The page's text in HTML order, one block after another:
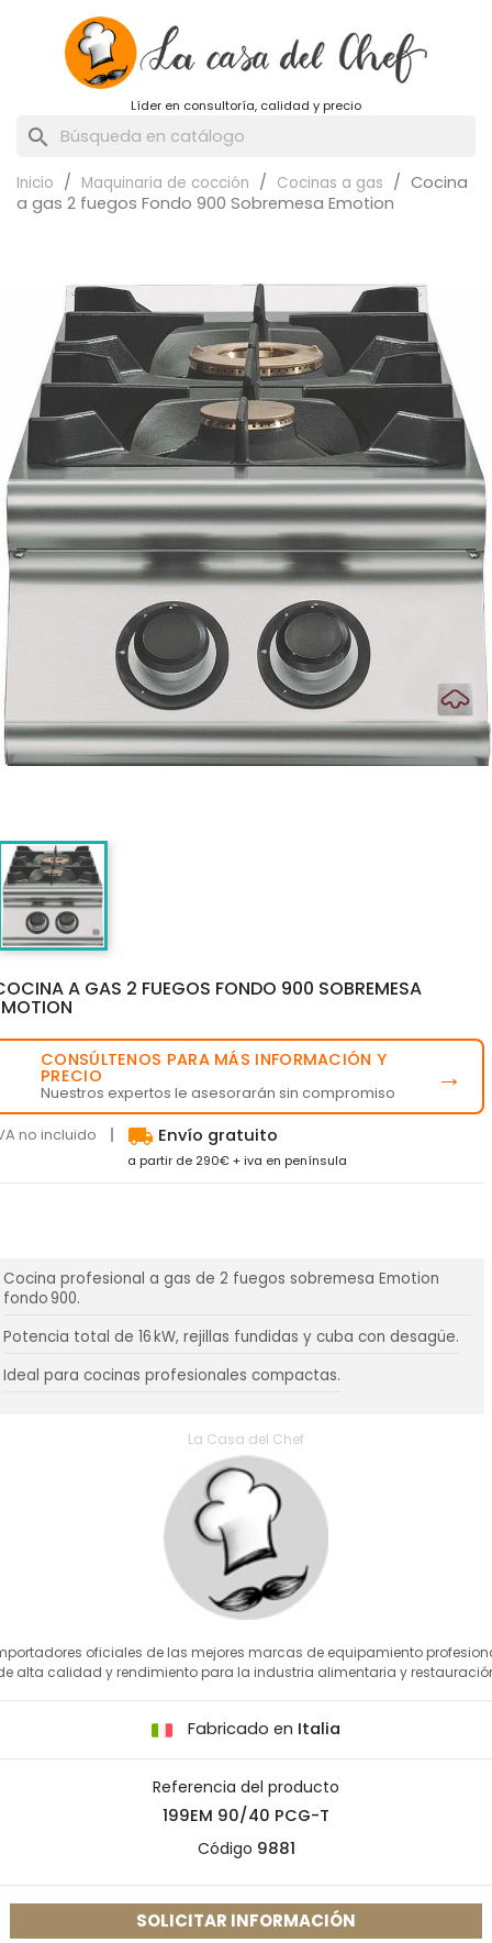
Líder en consultoría, calidad y precio
search
Inicio Maquinaria de cocción Cocinas a gas
Cocina
a gas 2 fuegos Fondo 900 Sobremesa Emotion
A GAS 2 FUEGOS FONDO 900 SOBREMESA
CONSÚLTENOS PARA MÁS INFORMACIÓN Y
PRECIO
Nuestros expertos le asesorarán sin compromiso →
no incluido local_shipping Envío gratuito
a partir de 290€ + iva en península
Cocina profesional a gas de 2 fuegos sobremesa Emotion
fondo 900.
Potencia total de 16 kW, rejillas fundidas y cuba con desagüe.
Ideal para cocinas profesionales compactas.
La Casa del Chef
oficiales de las mejores marcas de equipamiento
alta calidad y rendimiento para la industria alimentaria y
Fabricado en Italia
Referencia del producto
199EM 90/40 PCG-T
Código 9881
SOLICITAR INFORMACIÓN